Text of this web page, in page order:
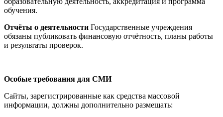
обучения.
Отчёты о деятельности Государственные учреждения
обязаны публиковать финансовую отчётность, планы работы
и результаты проверок.
Особые требования для СМИ
Сайты, зарегистрированные как средства массовой
информации, должны дополнительно размещать: